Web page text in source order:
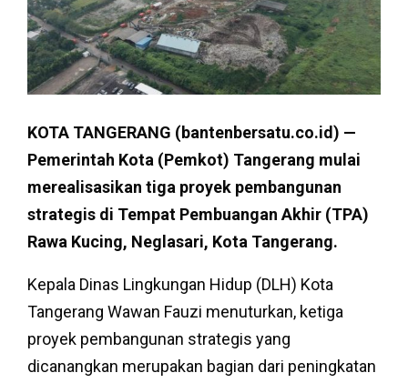
KOTA TANGERANG (bantenbersatu.co.id) —
Pemerintah Kota (Pemkot) Tangerang mulai
merealisasikan tiga proyek pembangunan
strategis di Tempat Pembuangan Akhir (TPA)
Rawa Kucing, Neglasari, Kota Tangerang.
Kepala Dinas Lingkungan Hidup (DLH) Kota
Tangerang Wawan Fauzi menuturkan, ketiga
proyek pembangunan strategis yang
dicanangkan merupakan bagian dari peningkatan